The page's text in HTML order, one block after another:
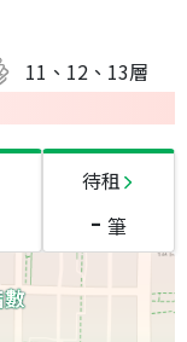
11、12、13層
待租
- 筆